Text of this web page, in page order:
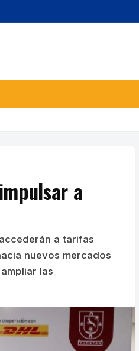
a
a tarifas
nuevos mercados
las